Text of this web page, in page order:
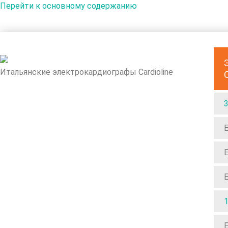
Перейти к основному содержанию
Итальянские электрокардиографы Cardioline